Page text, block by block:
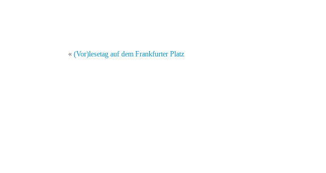
« (Vor)lesetag auf dem Frankfurter Platz